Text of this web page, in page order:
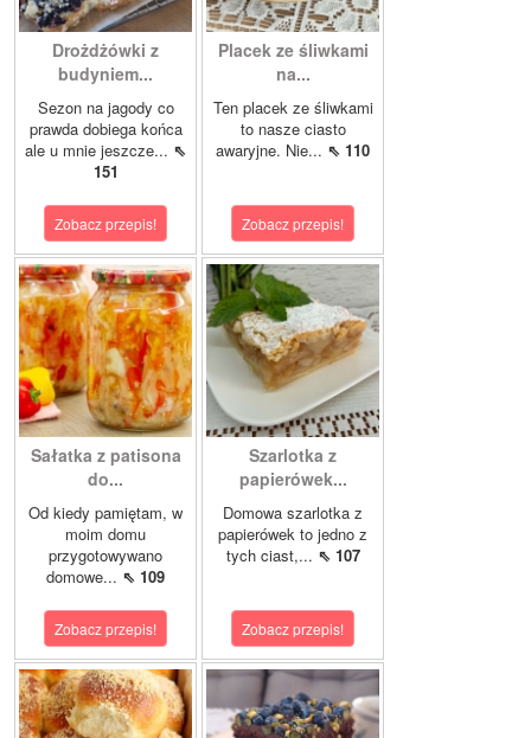
Drożdżówki z
budyniem...
Sezon na jagody co
prawda dobiega końca
ale u mnie jeszcze... ⇖
151
Zobacz przepis!
Placek ze śliwkami
na...
Ten placek ze śliwkami
to nasze ciasto
awaryjne. Nie... ⇖ 110
Zobacz przepis!
Sałatka z patisona
do...
Od kiedy pamiętam, w
moim domu
przygotowywano
domowe... ⇖ 109
Zobacz przepis!
Szarlotka z
papierówek...
Domowa szarlotka z
papierówek to jedno z
tych ciast,... ⇖ 107
Zobacz przepis!